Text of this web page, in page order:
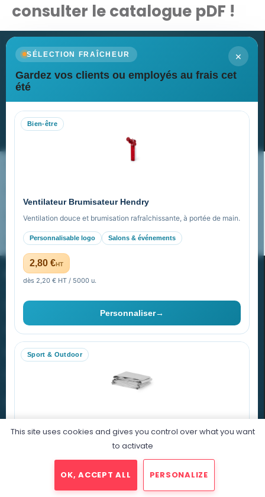
consulter le catalogue pDF !
×
SÉLECTION FRAÎCHEUR
Gardez vos clients ou employés au frais cet
été
Bien-être
Ventilateur Brumisateur Hendry
Ventilation douce et brumisation rafraîchissante, à portée de main.
Personnalisable logo Salons & événements
2,80 €HT
dès 2,20 € HT / 5000 u.
Personnaliser→
Sport & Outdoor
Couverture de Survie Thermique Quint
Imperméable et coupe-vent, idéale pour le sport et le plein air.
0,76 €
Newsletter
Recevez nos dernières nouvelles et nos offres spéciales
Nos expertises & accompagnement global
FAQ sur Promenoch Goodies Pub France
Pourquoi ça a marché à 100% pour moi ?
PROMENOCH GOODIES
Goodies Pubfrance est édité par Promenoch
40 rue Madeleine Michelis
92 200 Neuilly
equipe@promenoch-goodies.com
This site uses cookies and gives you control over what you want
to activate
OK, ACCEPT ALL PERSONALIZE